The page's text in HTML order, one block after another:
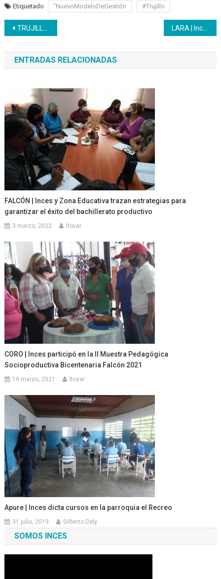
Etiquetado "NuevoModeloDeGestión #Trujillo
Navegación
de
entradas
TRUJILLO | Unidad Básica del Inces abre inscripciones para Bachillerato Productivo LARA | Inces integral y cotidiano con formadores que forman y se forman a la vez
ENTRADAS RELACIONADAS
FALCÓN | Inces y Zona Educativa trazan estrategias para
garantizar el éxito del bachillerato productivo
3 marzo, 2022 ltovar
CORO | Inces participó en la II Muestra Pedagógica
Socioproductiva Bicentenaria Falcón 2021
19 marzo, 2021 ltovar
Apure | Inces dicta cursos en la parroquia el Recreo
31 julio, 2019 Gilberto Daly
SOMOS INCES